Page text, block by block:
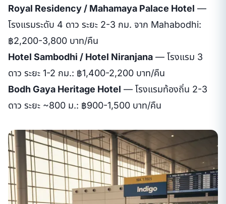
Royal Residency / Mahamaya Palace Hotel —
โรงแรมระดับ 4 ดาว ระยะ 2-3 กม. จาก Mahabodhi:
฿2,200-3,800 บาท/คืน
Hotel Sambodhi / Hotel Niranjana — โรงแรม 3
ดาว ระยะ 1-2 กม.: ฿1,400-2,200 บาท/คืน
Bodh Gaya Heritage Hotel — โรงแรมท้องถิ่น 2-3
ดาว ระยะ ~800 ม.: ฿900-1,500 บาท/คืน